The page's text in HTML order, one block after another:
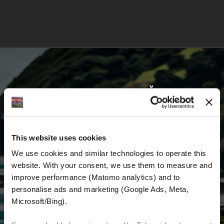
This website uses cookies
We use cookies and similar technologies to operate this
website. With your consent, we use them to measure and
improve performance (Matomo analytics) and to
personalise ads and marketing (Google Ads, Meta,
Microsoft/Bing).
VOZITE S NAMA I KRENITE ŽIVETI SVOJ
Prvi saznajte najnovije vijesti, najbolje ponude
i detaljne informacije o nama i svemu
vezanom uz motociklizam diljem svijeta.
E-mail*